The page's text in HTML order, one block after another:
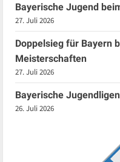
Bayerische Jugend
27. Juli 2026
Doppelsieg für Bayern
Meisterschaften
27. Juli 2026
Bayerische
26. Juli 2026